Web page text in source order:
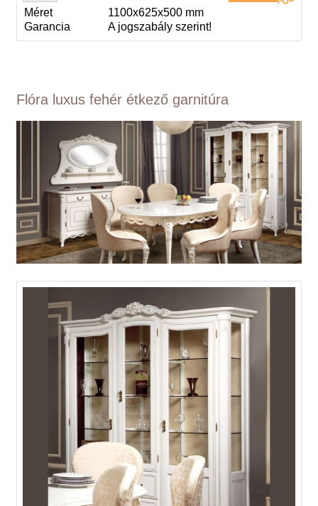
Méret
1100x625x500 mm
Garancia
A jogszabály szerint!
Flóra luxus fehér étkező garnitúra